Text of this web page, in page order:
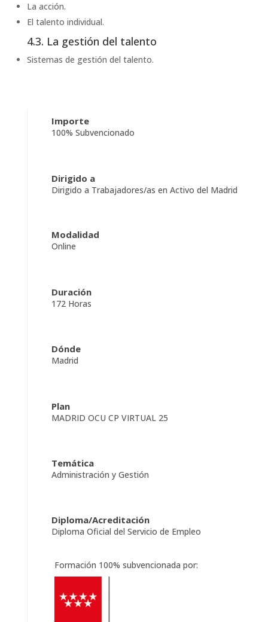
La acción.
El talento individual.
4.3. La gestión del talento
Sistemas de gestión del talento.
Importe
100% Subvencionado
Dirigido a
Dirigido a Trabajadores/as en Activo del Madrid
Modalidad
Online
Duración
172 Horas
Dónde
Madrid
Plan
MADRID OCU CP VIRTUAL 25
Temática
Administración y Gestión
Diploma/Acreditación
Diploma Oficial del Servicio de Empleo
Formación 100% subvencionada por: